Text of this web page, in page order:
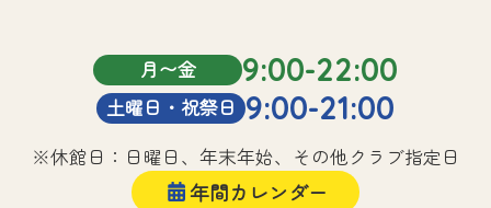
月〜金 9:00-22:00
土曜日・祝祭日 9:00-21:00
※休館日：日曜日、年末年始、その他クラブ指定日
年間カレンダー